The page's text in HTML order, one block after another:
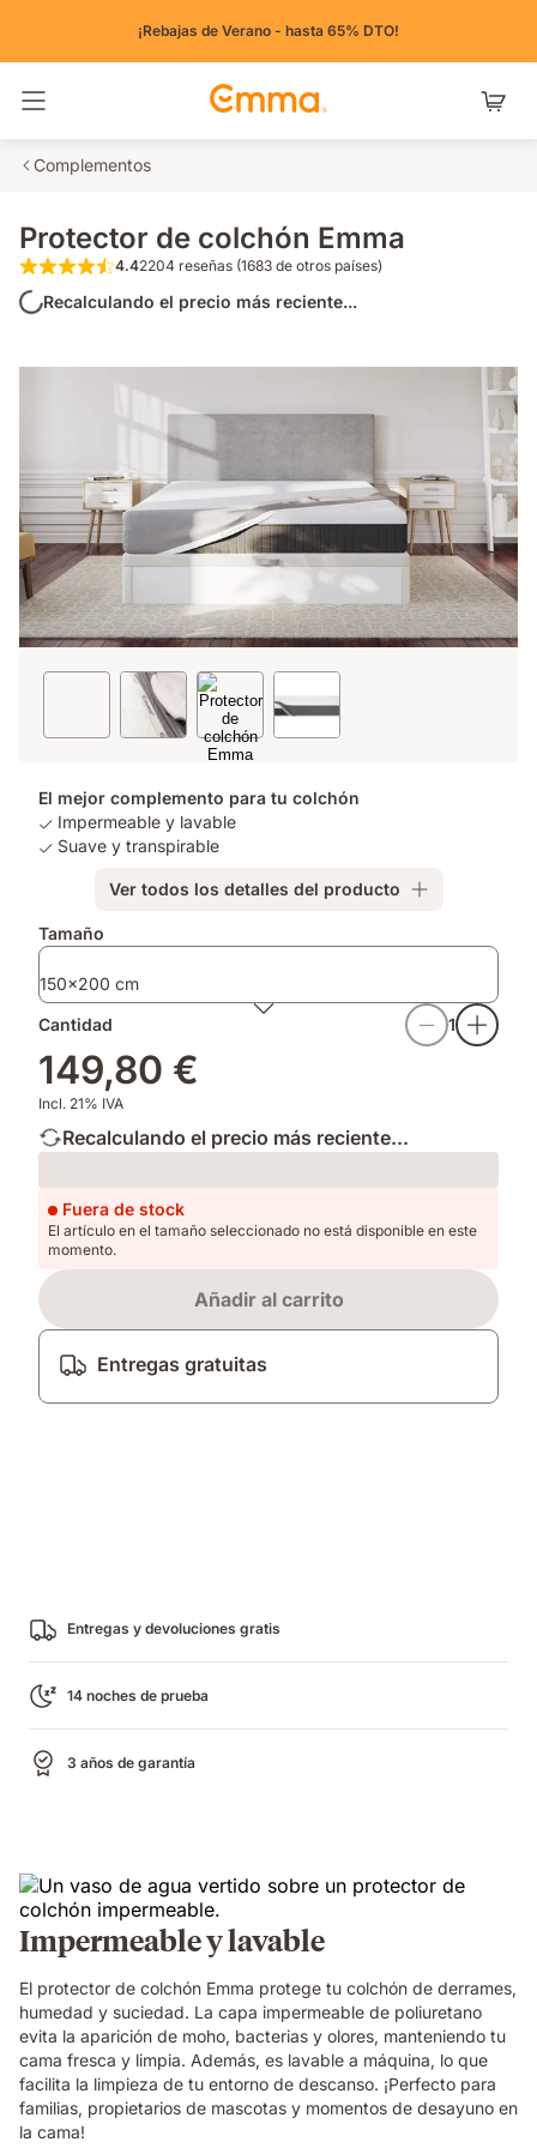
¡Rebajas de Verano - hasta 65% DTO!
Complementos
Protector de colchón Emma
4.4 de 5 estrellas 2204 reseñas (1683 de
4.42204 reseñas (1683 de otros países)
Recalculando el precio más reciente...
El mejor complemento para tu colchón
Impermeable y lavable
Suave y transpirable
Ver todos los detalles del producto
Tamaño
150x200 cm
Cantidad
1
149,80 €
Incl. 21% IVA
Recalculando el precio más reciente...
Loading
Fuera de stock
El artículo en el tamaño seleccionado no está disponible en este
momento.
Añadir al carrito
Entregas gratuitas
Entregas y devoluciones gratis
14 noches de prueba
3 años de garantía
Impermeable y lavable
El protector de colchón Emma protege tu colchón de derrames,
humedad y suciedad. La capa impermeable de poliuretano
evita la aparición de moho, bacterias y olores, manteniendo tu
cama fresca y limpia. Además, es lavable a máquina, lo que
facilita la limpieza de tu entorno de descanso. ¡Perfecto para
familias, propietarios de mascotas y momentos de desayuno en
la cama!